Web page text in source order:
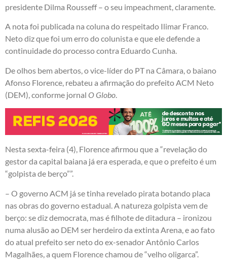
presidente Dilma Rousseff – o seu impeachment, claramente.
A nota foi publicada na coluna do respeitado Ilimar Franco.
Neto diz que foi um erro do colunista e que ele defende a
continuidade do processo contra Eduardo Cunha.
De olhos bem abertos, o vice-líder do PT na Câmara, o baiano
Afonso Florence, rebateu a afirmação do prefeito ACM Neto
(DEM), conforme jornal O Globo
Nesta sexta-feira (4), Florence afirmou que a “revelação do
gestor da capital baiana já era esperada, e que o prefeito é um
“golpista de berço””.
– O governo ACM já se tinha revelado pirata botando placa
nas obras do governo estadual. A natureza golpista vem de
berço: se diz democrata, mas é filhote de ditadura – ironizou
numa alusão ao DEM ser herdeiro da extinta Arena, e ao fato
do atual prefeito ser neto do ex-senador Antônio Carlos
Magalhães, a quem Florence chamou de “velho oligarca”.